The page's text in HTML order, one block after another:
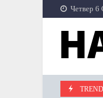
Skip
to
content
Четвер 6
19.02.2026 На